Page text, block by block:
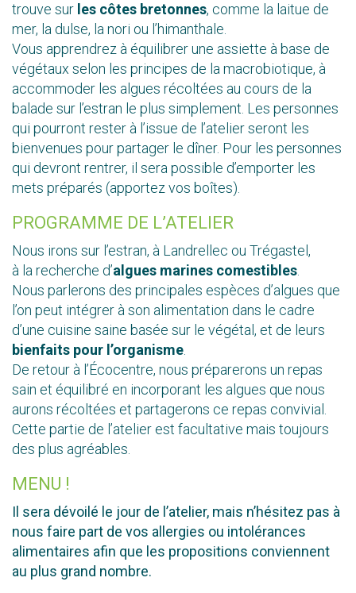
trouve sur les côtes bretonnes, comme la laitue de
mer, la dulse, la nori ou l’himanthale.
Vous apprendrez à équilibrer une assiette à base de
végétaux selon les principes de la macrobiotique, à
accommoder les algues récoltées au cours de la
balade sur l’estran le plus simplement. Les personnes
qui pourront rester à l’issue de l’atelier seront les
bienvenues pour partager le dîner. Pour les personnes
qui devront rentrer, il sera possible d’emporter les
mets préparés (apportez vos boîtes).
PROGRAMME DE L’ATELIER
Nous irons sur l’estran, à Landrellec ou Trégastel,
à la recherche d’algues marines comestibles
Nous parlerons des principales espèces d’algues que
l’on peut intégrer à son alimentation dans le cadre
d’une cuisine saine basée sur le végétal, et de leurs
bienfaits pour l’organisme
De retour à l’Écocentre, nous préparerons un repas
sain et équilibré en incorporant les algues que nous
aurons récoltées et partagerons ce repas convivial.
Cette partie de l’atelier est facultative mais toujours
des plus agréables.
MENU !
Il sera dévoilé le jour de l’atelier, mais n’hésitez pas à
nous faire part de vos allergies ou intolérances
alimentaires afin que les propositions conviennent
au plus grand nombre.